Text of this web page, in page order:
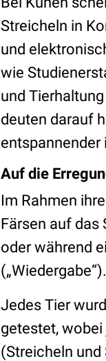
Streicheln in
und
wie
und
deuten darauf
entspannender
Auf die
Im Rahmen
Färsen auf das
oder während
(„Wiedergabe“).
Jedes Tier
getestet,
(Streicheln